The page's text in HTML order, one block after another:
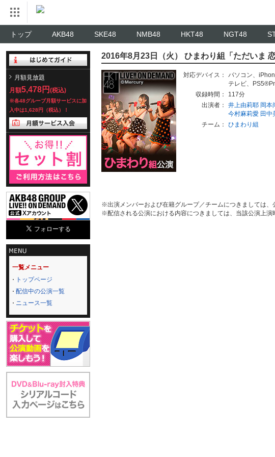
トップ AKB48 SKE48 NMB48 HKT48 NGT48
月額見放題
月額5,478円 (税込)
※各48グループ月額サービスに加
入中は1,628円（税込）！
一覧メニュー
トップページ
配信中の公演一覧
ニュース一覧
2016年8月23日（火） ひまわり組「ただいま
対応デバイス： パソコン、
テレビ、
収録時間：
117分
出演者：
井上由莉耶 岡本
今村麻莉愛 田中
チーム：
ひまわり組
※出演メンバーおよび在籍グループ／チームにつきましては、
※配信される公演における内容につきましては、当該公演上演